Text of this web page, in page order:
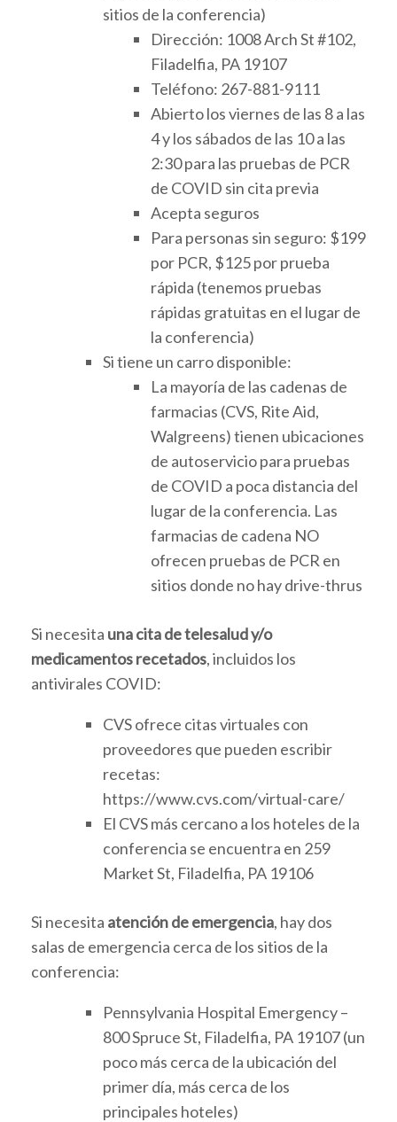
sitios de la conferencia)
Dirección: 1008 Arch St #102,
Filadelfia, PA 19107
Teléfono: 267-881-9111
Abierto los viernes de las 8 a las
4 y los sábados de las 10 a las
2:30 para las pruebas de PCR
de COVID sin cita previa
Acepta seguros
Para personas sin seguro: $199
por PCR, $125 por prueba
rápida (tenemos pruebas
rápidas gratuitas en el lugar de
la conferencia)
Si tiene un carro disponible:
La mayoría de las cadenas de
farmacias (CVS, Rite Aid,
Walgreens) tienen ubicaciones
de autoservicio para pruebas
de COVID a poca distancia del
lugar de la conferencia. Las
farmacias de cadena NO
ofrecen pruebas de PCR en
sitios donde no hay drive-thrus
Si necesita una cita de telesalud y/o
medicamentos recetados, incluidos los
antivirales COVID:
CVS ofrece citas virtuales con
proveedores que pueden escribir
recetas:
https://www.cvs.com/virtual-care/
El CVS más cercano a los hoteles de la
conferencia se encuentra en 259
Market St, Filadelfia, PA 19106
Si necesita atención de emergencia, hay dos
salas de emergencia cerca de los sitios de la
conferencia:
Pennsylvania Hospital Emergency –
800 Spruce St, Filadelfia, PA 19107 (un
poco más cerca de la ubicación del
primer día, más cerca de los
principales hoteles)